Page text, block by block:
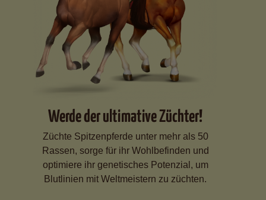
Werde der ultimative Züchter!
Züchte Spitzenpferde unter mehr als 50
Rassen, sorge für ihr Wohlbefinden und
optimiere ihr genetisches Potenzial, um
Blutlinien mit Weltmeistern zu züchten.